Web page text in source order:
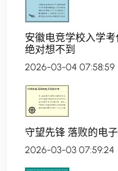
安徽电竞学校入学
绝对想不到
2026-03-04 07:58:59
守望先锋 落败的电
2026-03-03 07:59:24